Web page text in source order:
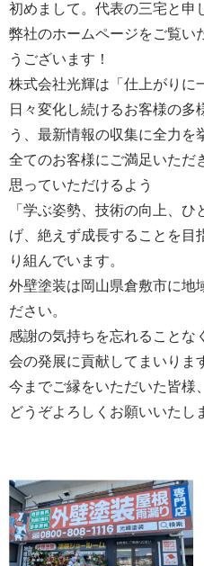
初めまして。代表の三宅と申
弊社のホームページをご覧い
うございます！
株式会社光輝は「仕上がりに
日々変化し続けるお客様の多
う、最新情報の収集に全力を
全てのお客様にご満足いただ
思っていただけるよう
「学ぶ姿勢、技術の向上、
げ、絶えず成長することを目
り組んでいます。
外壁塗装は岡山県倉敷市に地
ださい。
感謝の気持ちを忘れることな
会の発展に貢献してまいりま
今までご縁をいただいた皆様
どうぞよろしくお願いいたし